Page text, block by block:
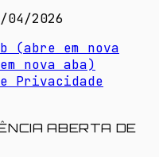
2026
(abre em nova
nova aba)
Privacidade
ABERTA DE